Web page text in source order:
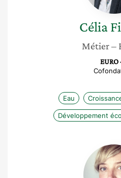
Célia
Métier–
EURO
Eau
Développement